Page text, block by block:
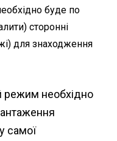
буде по
сторонні
для знаходження
режим необхідно
самої